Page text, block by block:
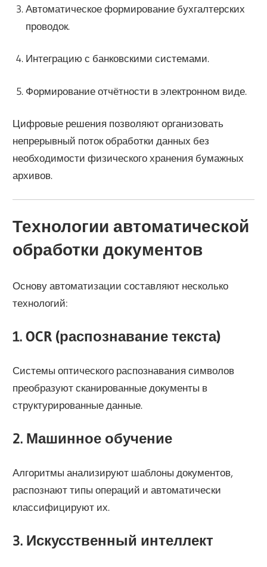
Автоматическое формирование бухгалтерских
проводок.
Интеграцию с банковскими системами.
Формирование отчётности в электронном виде.
Цифровые решения позволяют организовать
непрерывный поток обработки данных без
необходимости физического хранения бумажных
архивов.
Технологии автоматической
обработки документов
Основу автоматизации составляют несколько
технологий:
1. OCR (распознавание текста)
Системы оптического распознавания символов
преобразуют сканированные документы в
структурированные данные.
2. Машинное обучение
Алгоритмы анализируют шаблоны документов,
распознают типы операций и автоматически
классифицируют их.
3. Искусственный интеллект